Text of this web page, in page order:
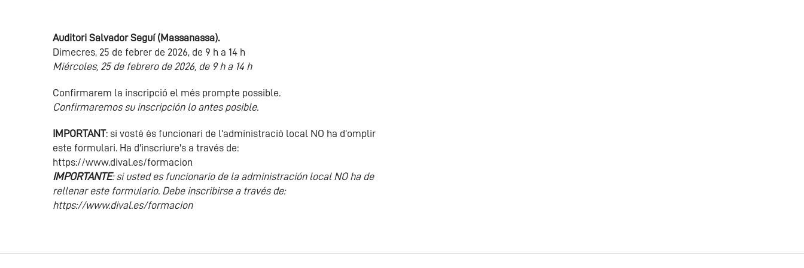
Auditori Salvador Seguí (Massanassa).
Dimecres, 25 de febrer de 2026, de 9 h a 14 h
Miércoles, 25 de febrero de 2026, de 9 h a 14 h
Confirmarem la inscripció el més prompte possible.
Confirmaremos su inscripción lo antes posible.
IMPORTANT: si vosté és funcionari de l'administració local NO ha d'omplir
este formulari. Ha d'inscriure's a través de:
https://www.dival.es/formacion
IMPORTANTE: si usted es funcionario de la administración local NO ha de
rellenar este formulario. Debe inscribirse a través de:
https://www.dival.es/formacion